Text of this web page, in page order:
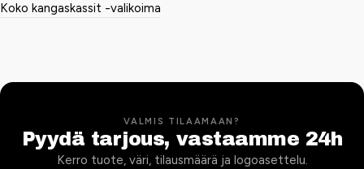
Koko kangaskassit -valikoima
VALMIS TILAAMAAN?
Pyydä tarjous, vastaamme 24h
Kerro tuote, väri, tilausmäärä ja logoasettelu.